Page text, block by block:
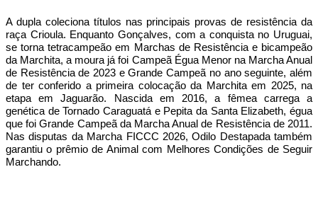
A dupla coleciona títulos nas principais provas de resistência da
raça Crioula. Enquanto Gonçalves, com a conquista no Uruguai,
se torna tetracampeão em Marchas de Resistência e bicampeão
da Marchita, a moura já foi Campeã Égua Menor na Marcha Anual
de Resistência de 2023 e Grande Campeã no ano seguinte, além
de ter conferido a primeira colocação da Marchita em 2025, na
etapa em Jaguarão. Nascida em 2016, a fêmea carrega a
genética de Tornado Caraguatá e Pepita da Santa Elizabeth, égua
que foi Grande Campeã da Marcha Anual de Resistência de 2011.
Nas disputas da Marcha FICCC 2026, Odilo Destapada também
garantiu o prêmio de Animal com Melhores Condições de Seguir
Marchando.